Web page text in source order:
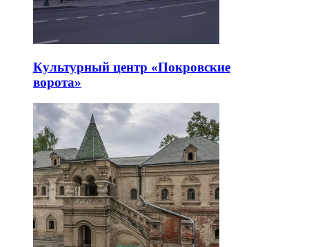
Культурный центр «Покровские
ворота»